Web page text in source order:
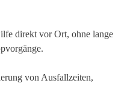
direkt vor Ort, ohne lange
von Ausfallzeiten,